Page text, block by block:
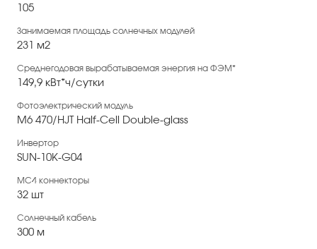
105
Занимаемая площадь солнечных модулей
231 м2
Среднегодовая вырабатываемая энергия на ФЭМ*
149,9 кВт*ч/сутки
Фотоэлектрический модуль
M6 470/HJT Half-Cell Double-glass
Инвертор
SUN-10K-G04
МС4 коннекторы
32 шт
Солнечный кабель
300 м